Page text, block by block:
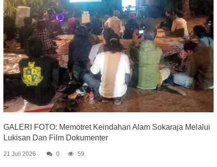
GALERI FOTO: Memotret Keindahan Alam Sokaraja Melalui
Lukisan Dan Film Dokumenter
21 Juli 2026 0 59